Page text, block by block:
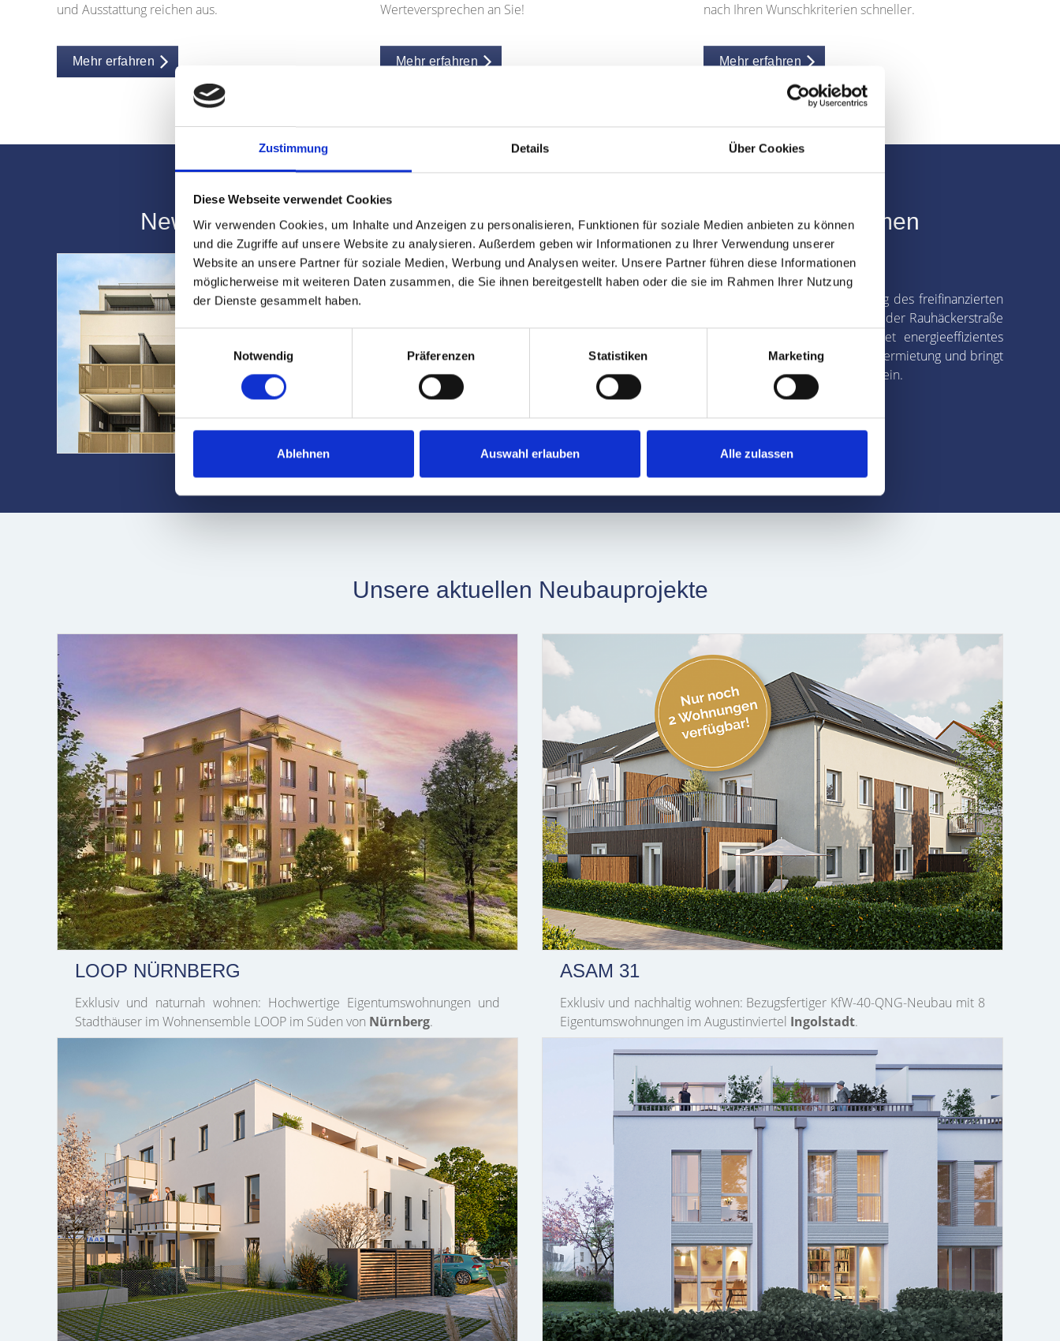
Zustimmung Details Über Cookies
Diese Webseite verwendet Cookies
Wir verwenden Cookies, um Inhalte und Anzeigen zu personalisieren, Funktionen für soziale Medien anbieten zu können
und die Zugriffe auf unsere Website zu analysieren. Außerdem geben wir Informationen zu Ihrer Verwendung unserer
Website an unsere Partner für soziale Medien, Werbung und Analysen weiter. Unsere Partner führen diese Informationen
möglicherweise mit weiteren Daten zusammen, die Sie ihnen bereitgestellt haben oder die sie im Rahmen Ihrer Nutzung
der Dienste gesammelt haben.
Notwendig
Präferenzen Statistiken Marketing
Ablehnen Auswahl erlauben Alle zulassen
und Ausstattung reichen aus.
Mehr erfahren
Werteversprechen an Sie!
Mehr erfahren
nach Ihren Wunschkriterien schneller.
Mehr erfahren
News | Aktuelles rund um das Thema Immobilien und unser Unternehmen
HÖFE-N im Westen Nürnbergs - erfolgreich vollvermietet
Das Wohnquartier HÖFE-N erreicht mit der erfolgreichen Vollvermietung des freifinanzierten
Teils einen wichtigen Vermarktungserfolg. Insgesamt wurden 38 moderne Wohnungen in der Rauhäckerstraße
8-10 erfolgreich vermittelt. Das nachhaltige Quartier in Holzhybridbauweise verbindet energieeffizientes
Wohnen mit zeitgemäßem Wohnkomfort. Hegerich Immobilien Nürnberg begleitete die Vermietung und bringt
damit seine Erfahrung in der erfolgreichen Vermarktung anspruchsvoller Neubauprojekte ein.
Unsere aktuellen Neubauprojekte
LOOP NÜRNBERG
Exklusiv und naturnah wohnen: Hochwertige Eigentumswohnungen und
Stadthäuser im Wohnensemble LOOP im Süden von Nürnberg.
ASAM 31
Exklusiv und nachhaltig wohnen: Bezugsfertiger KfW-40-QNG-Neubau mit 8
Eigentumswohnungen im Augustinviertel Ingolstadt.